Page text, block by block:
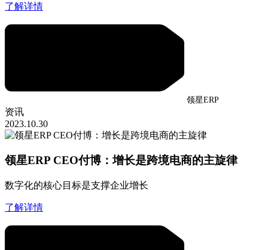
了解详情
领星ERP
资讯
2023.10.30
领星ERP CEO付博：增长是跨境电商的主旋律
数字化的核心目标是支撑企业增长
了解详情